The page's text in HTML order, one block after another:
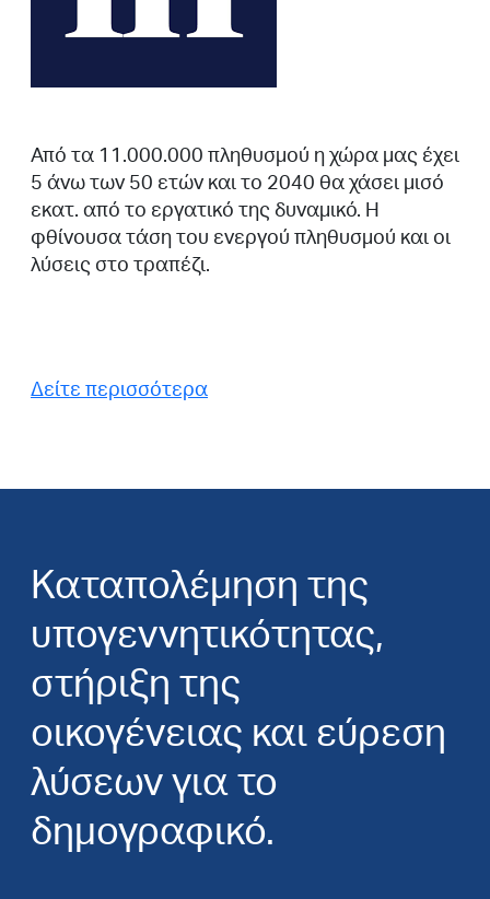
Από τα 11.000.000 πληθυσμού η χώρα μας έχει
5 άνω των 50 ετών και το 2040 θα χάσει μισό
εκατ. από το εργατικό της δυναμικό. Η
φθίνουσα τάση του ενεργού πληθυσμού και οι
λύσεις στο τραπέζι.
Δείτε περισσότερα
Καταπολέμηση της
υπογεννητικότητας,
στήριξη της
οικογένειας και εύρεση
λύσεων για το
δημογραφικό.